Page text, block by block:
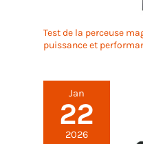
Test de la perceuse
puissance et
Jan
22
2026